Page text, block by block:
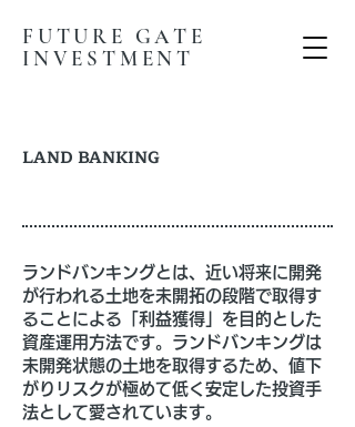
FUTURE GATE
INVESTMENT​
LAND BANKING
ランドバンキングとは、近い将来に開発
が行われる土地を未開拓の段階で取得す
ることによる「利益獲得」を目的とした
資産運用方法です。ランドバンキングは
未開発状態の土地を取得するため、値下
がりリスクが極めて低く安定した投資手
法として愛されています。